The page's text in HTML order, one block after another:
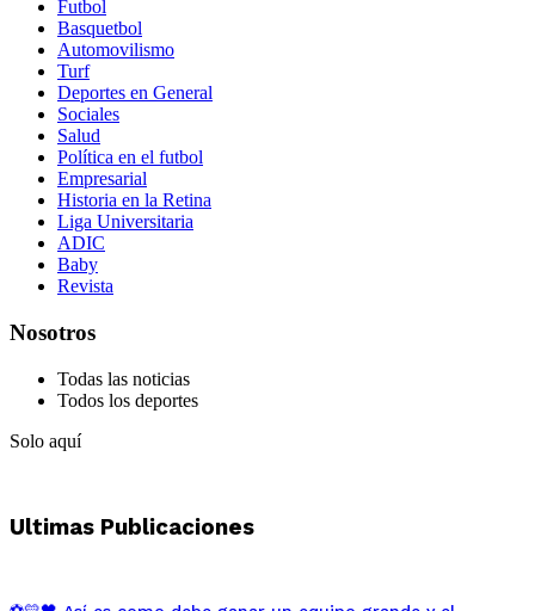
Futbol
Basquetbol
Automovilismo
Turf
Deportes en General
Sociales
Salud
Política en el futbol
Empresarial
Historia en la Retina
Liga Universitaria
ADIC
Baby
Revista
Nosotros
Todas las noticias
Todos los deportes
Solo aquí
Ultimas Publicaciones